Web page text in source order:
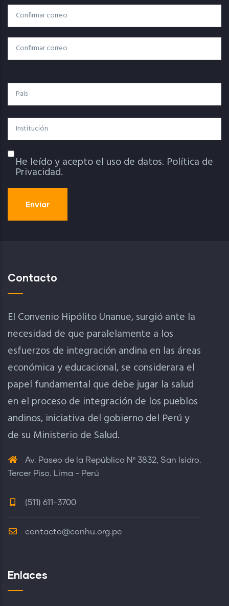
Correo
Electrónico
Correo Electrónico
Confirmar Correo
País
Institución
Política De Privacidad
He leído y acepto el uso de datos. Política de
Privacidad.
Contacto
El Convenio Hipólito Unanue, surgió ante la
necesidad de que paralelamente a los
esfuerzos de integración andina en las áreas
económica y educacional, se considerara el
papel fundamental que debe jugar la salud
en el proceso de integración de los pueblos
andinos, iniciativa del gobierno del Perú y
de su Ministerio de Salud.
Av. Paseo de la República Nº 3832, San Isidro.
Tercer Piso. Lima - Perú
(511) 611-3700
contacto@conhu.org.pe
Enlaces